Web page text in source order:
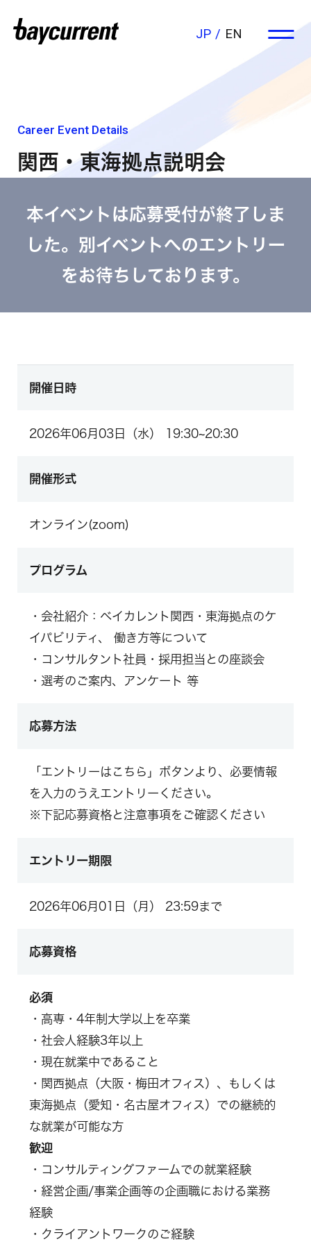
EN
JP
Career Event Details
関西・東海拠点説明会
本イベントは応募受付が終了しま
した。別イベントへのエントリー
をお待ちしております。
開催日時
2026年06月03日（水） 19:30~20:30
開催形式
オンライン(zoom)
プログラム
・会社紹介：ベイカレント関西・東海拠点のケ
イパビリティ、 働き方等について
・コンサルタント社員・採用担当との座談会
・選考のご案内、アンケート 等
応募方法
「エントリーはこちら」ボタンより、必要情報
を入力のうえエントリーください。
※下記応募資格と注意事項をご確認ください
エントリー期限
2026年06月01日（月） 23:59まで
応募資格
必須
・高専・4年制大学以上を卒業
・社会人経験3年以上
・現在就業中であること
・関西拠点（大阪・梅田オフィス）、もしくは
東海拠点（愛知・名古屋オフィス）での継続的
な就業が可能な方
歓迎
・コンサルティングファームでの就業経験
・経営企画/事業企画等の企画職における業務
経験
・クライアントワークのご経験